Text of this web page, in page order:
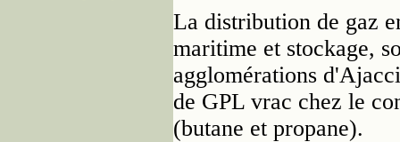
La distribution de gaz
maritime et stockage,
agglomérations
de GPL vrac chez le
(butane et propane).